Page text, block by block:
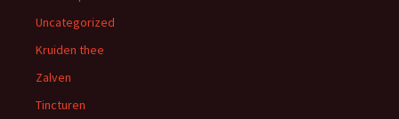
Uncategorized
Kruiden thee
Zalven
Tincturen